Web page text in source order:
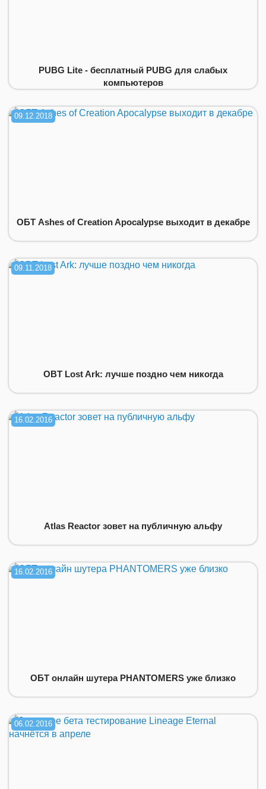
PUBG Lite - бесплатный PUBG для слабых
компьютеров
09.12.2018
ОБТ Ashes of Creation Apocalypse выходит в декабре
09.11.2018
OBT Lost Ark: лучше поздно чем никогда
16.02.2016
Atlas Reactor зовет на публичную альфу
16.02.2016
ОБТ онлайн шутера PHANTOMERS уже близко
06.02.2016